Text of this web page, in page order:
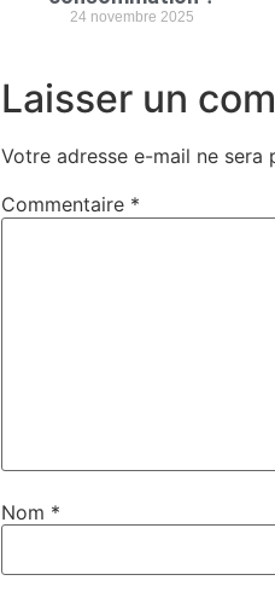
24 novembre 2025
Laisser un
Votre adresse e-mail ne sera
Commentaire *
Nom *